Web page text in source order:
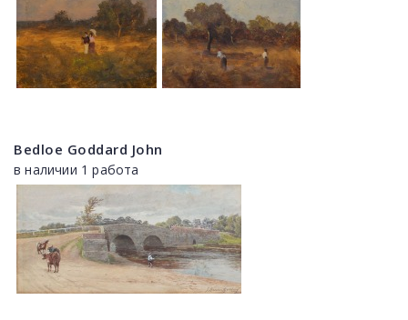
Bedloe Goddard John
в наличии 1 работа